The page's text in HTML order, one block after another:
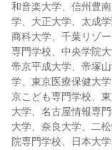
和音楽大学、信州豊
学、大正大学、太成
商科大学、千葉リゾ
専門学校、中央学院
帝京平成大学、帝塚
学、東京医療保健大
京こども専門学校、
大学、名古屋情報専
大学、奈良大学、二
院専門学校、日本大